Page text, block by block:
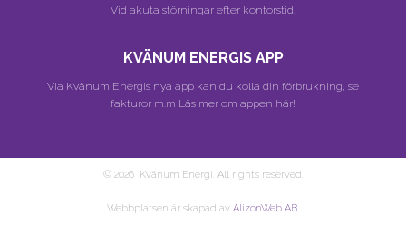
Vid akuta störningar efter kontorstid.
KVÄNUM ENERGIS APP
Via Kvänum Energis nya app kan du kolla din förbrukning, se
fakturor m.m Läs mer om appen här!
© 2026 Kvänum Energi. All rights reserved.
Webbplatsen är skapad av AlizonWeb AB